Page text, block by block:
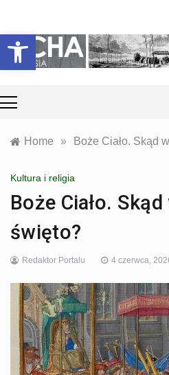
Otwórz pasek narzędzi
content
Home » Boże Ciało. Skąd
Kultura i religia
Boże Ciało.
święto?
Redaktor Portalu 4 czerwca,